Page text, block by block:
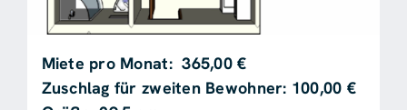
Miete pro Monat: 365,00 €
Zuschlag für zweiten Bewohner: 100,00 €